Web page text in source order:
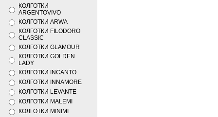
КОЛГОТКИ
ARGENTOVIVO
КОЛГОТКИ ARWA
КОЛГОТКИ FILODORO
CLASSIC
КОЛГОТКИ GLAMOUR
КОЛГОТКИ GOLDEN
LADY
КОЛГОТКИ INCANTO
КОЛГОТКИ INNAMORE
КОЛГОТКИ LEVANTE
КОЛГОТКИ MALEMI
КОЛГОТКИ MINIMI